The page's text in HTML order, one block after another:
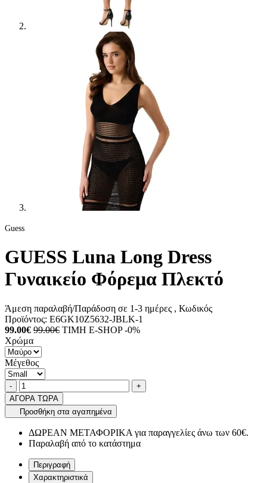
Guess
GUESS Luna Long Dress
Γυναικείο Φόρεμα Πλεκτό
Άμεση παραλαβή/Παράδοση σε 1-3 ημέρες , Κωδικός
Προϊόντος: E6GK10Z5632-JBLK-1
99.00€ 99.00€ ΤΙΜΗ E-SHOP -0%
Χρώμα
Μέγεθος
Ποσότητα
-product.increase.quantity +
ΑΓΟΡΑ ΤΩΡΑ
Προσθήκη στα αγαπημένα
ΔΩΡΕΑΝ ΜΕΤΑΦΟΡΙΚΑ για παραγγελίες άνω των 60€.
Παραλαβή από το κατάστημα
Περιγραφή
Χαρακτηριστικά